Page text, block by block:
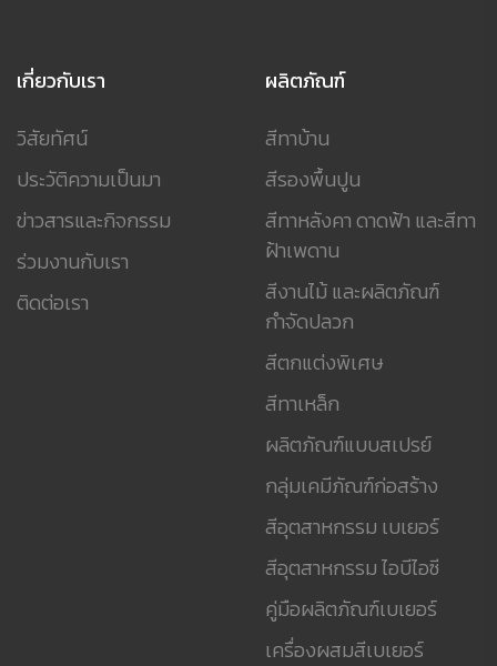
เกี่ยวกับเรา
วิสัยทัศน์
ประวัติความเป็นมา
ข่าวสารและกิจกรรม
ร่วมงานกับเรา
ติดต่อเรา
ผลิตภัณฑ์
สีทาบ้าน
สีรองพื้นปูน
สีทาหลังคา ดาดฟ้า และสีทา
ฝ้าเพดาน
สีงานไม้ และผลิตภัณฑ์
กำจัดปลวก
สีตกแต่งพิเศษ
สีทาเหล็ก
ผลิตภัณฑ์แบบสเปรย์
กลุ่มเคมีภัณฑ์ก่อสร้าง
สีอุตสาหกรรม เบเยอร์
สีอุตสาหกรรม ไอบีไอซี
คู่มือผลิตภัณฑ์เบเยอร์
เครื่องผสมสีเบเยอร์